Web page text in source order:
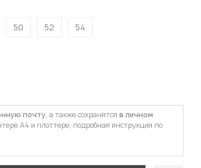
50 52 54
почту, а также сохранятся в личном
А4 и плоттере, подробная инструкция по